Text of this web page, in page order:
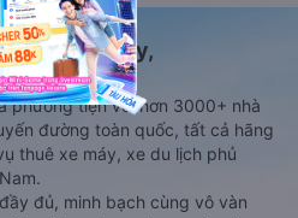
Máy bay,
phương tiện với hơn 3000+ nhà
đường toàn quốc, tất cả hãng
thuê xe máy, xe du lịch phủ
đủ, minh bạch cùng vô vàn